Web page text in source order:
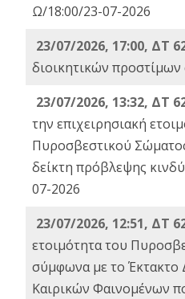
Ω/18:00/23-07-2026
23/07/2026, 17:00, ΔΤ
διοικητικών
23/07/2026, 13:32, ΔΤ
την επιχειρησιακή
Πυροσβεστικού
δείκτη πρόβλεψης
07-2026
23/07/2026, 12:51, ΔΤ
ετοιμότητα του
σύμφωνα με το Έκτακτο
Καιρικών Φαινομένων